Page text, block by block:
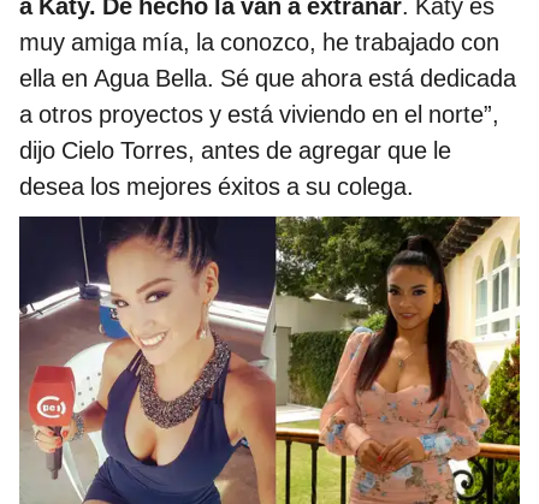
muy amiga mía, la conozco, he trabajado con
ella en Agua Bella. Sé que ahora está dedicada
a otros proyectos y está viviendo en el norte”,
dijo Cielo Torres, antes de agregar que le
desea los mejores éxitos a su colega.